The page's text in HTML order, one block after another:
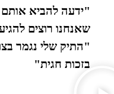
"ידעה להביא
שאנחנו רוצים
"התיק שלי נגמר
בזכות חגית"